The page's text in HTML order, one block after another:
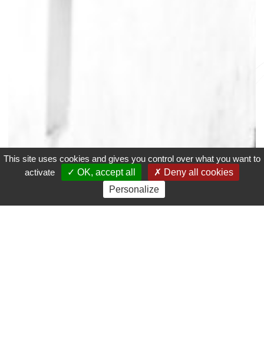
This site uses cookies and gives you control over what you want to
activate
OK, accept all
Deny all cookies
Personalize